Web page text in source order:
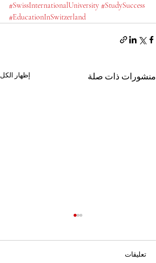
#SwissInternationalUniversity #StudySuccess
#EducationInSwitzerland
منشورات ذات صلة إظهار الكل
تعليقات